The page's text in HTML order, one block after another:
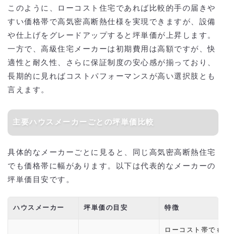
このように、ローコスト住宅であれば比較的手の届きや
すい価格帯で高気密高断熱仕様を実現できますが、設備
や仕上げをグレードアップすると坪単価が上昇します。
一方で、高級住宅メーカーは初期費用は高額ですが、快
適性と耐久性、さらに保証制度の安心感が揃っており、
長期的に見ればコストパフォーマンスが高い選択肢とも
言えます。
主要ハウスメーカーごとの坪単価比較
具体的なメーカーごとに見ると、同じ高気密高断熱住宅
でも価格帯に幅があります。以下は代表的なメーカーの
坪単価目安です。
ハウスメーカー 坪単価の目安 特徴
ローコスト帯でも